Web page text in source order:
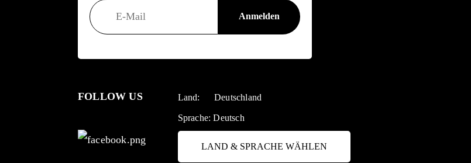
FOLLOW US Land: Deutschland
Sprache:Deutsch
LAND & SPRACHE WÄHLEN